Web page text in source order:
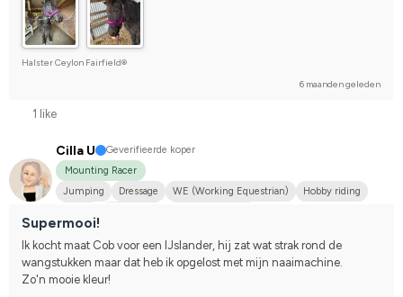
Halster Ceylon Fairfield®
6 maanden geleden
1 like
Cilla U
Geverifieerde koper
Mounting Racer
Jumping
Dressage WE (Working Equestrian)
Hobby riding
Supermooi!
Ik kocht maat Cob voor een IJslander, hij zat wat strak rond de
wangstukken maar dat heb ik opgelost met mijn naaimachine.
Zo'n mooie kleur!